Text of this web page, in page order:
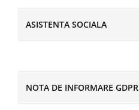
ASISTENTA SOCIALA
NOTA DE INFORMARE GDPR